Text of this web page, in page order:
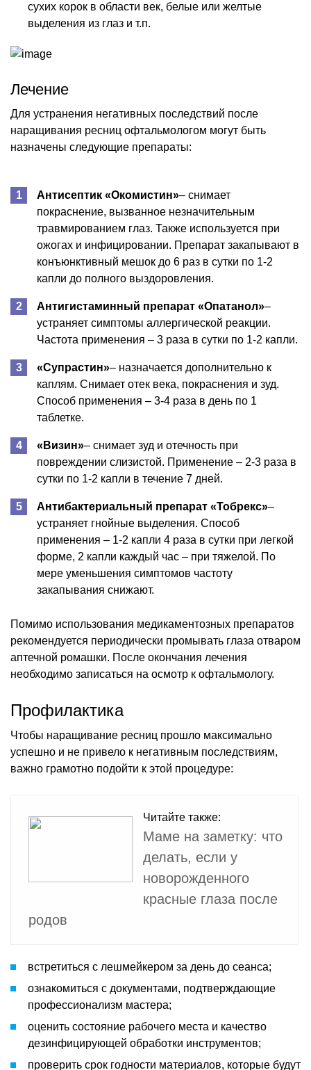
сухих корок в области век, белые или желтые
выделения из глаз и т.п.
Лечение
Для устранения негативных последствий после
наращивания ресниц офтальмологом могут быть
назначены следующие препараты:
Антисептик «Окомистин»– снимает
покраснение, вызванное незначительным
травмированием глаз. Также используется при
ожогах и инфицировании. Препарат закапывают в
конъюнктивный мешок до 6 раз в сутки по 1-2
капли до полного выздоровления.
Антигистаминный препарат «Опатанол»–
устраняет симптомы аллергической реакции.
Частота применения – 3 раза в сутки по 1-2 капли.
«Супрастин»– назначается дополнительно к
каплям. Снимает отек века, покраснения и зуд.
Способ применения – 3-4 раза в день по 1
таблетке.
«Визин»– снимает зуд и отечность при
повреждении слизистой. Применение – 2-3 раза в
сутки по 1-2 капли в течение 7 дней.
Антибактериальный препарат «Тобрекс»–
устраняет гнойные выделения. Способ
применения – 1-2 капли 4 раза в сутки при легкой
форме, 2 капли каждый час – при тяжелой. По
мере уменьшения симптомов частоту
закапывания снижают.
Помимо использования медикаментозных препаратов
рекомендуется периодически промывать глаза отваром
аптечной ромашки. После окончания лечения
необходимо записаться на осмотр к офтальмологу.
Профилактика
Чтобы наращивание ресниц прошло максимально
успешно и не привело к негативным последствиям,
важно грамотно подойти к этой процедуре:
Читайте также:
Маме на заметку: что
делать, если у
новорожденного
красные глаза после
родов
встретиться с лешмейкером за день до сеанса;
ознакомиться с документами, подтверждающие
профессионализм мастера;
оценить состояние рабочего места и качество
дезинфицирующей обработки инструментов;
проверить срок годности материалов, которые будут